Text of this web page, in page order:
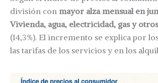
división con mayor alza mensual en
Vivienda, agua, electricidad, gas y
(14,3%). El incremento se explica por
las tarifas de los servicios y en los